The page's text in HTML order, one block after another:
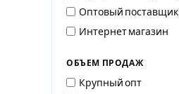
Оптовый поставщик
Интернет магазин
ОБЪЕМ ПРОДАЖ
Крупный опт